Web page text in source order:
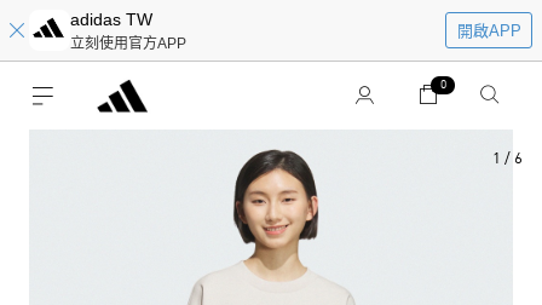
adidas TW
立刻使用官方APP
開啟APP
0
1 / 6